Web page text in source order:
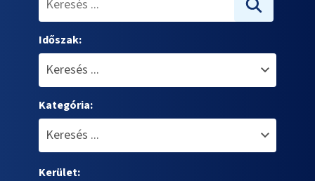
Időszak:
Kategória:
Kerület: